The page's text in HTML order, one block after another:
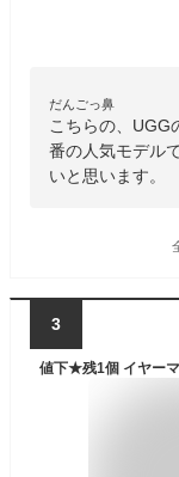
だんごっ鼻
こちらの、UGG
番の人気モデル
いと思います。
3